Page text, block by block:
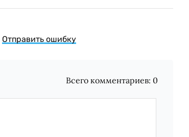
Отправить ошибку
Всего комментариев: 0